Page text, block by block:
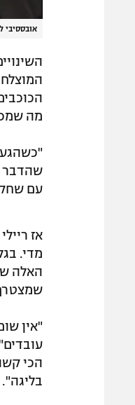
אובססיבי
מה
שהדבר
עם
אז
מדי.
האלה
"אין
הכי
בליגה".